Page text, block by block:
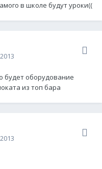
в школе будут уроки((
будет оборудование
из топ бара